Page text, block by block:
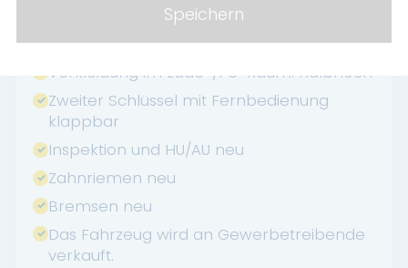
Trittstufe hinten integriert
Verkleidung im Lade-/FG-Raum: halbhoch
Zweiter Schlüssel mit Fernbedienung
klappbar
Inspektion und HU/AU neu
Zahnriemen neu
Bremsen neu
Das Fahrzeug wird an Gewerbetreibende
verkauft.
Speichern